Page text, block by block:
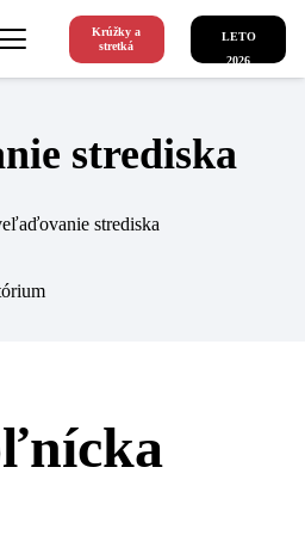
Krúžky a
stretká
LETO
2026
strediska
strediska